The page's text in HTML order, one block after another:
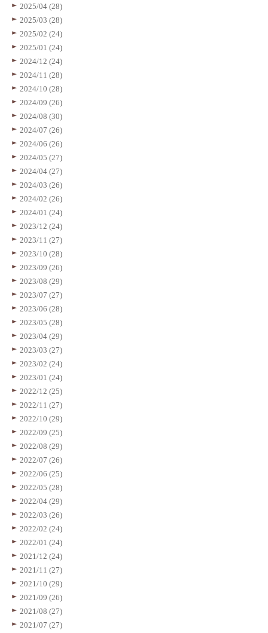
2025/04 (28)
2025/03 (28)
2025/02 (24)
2025/01 (24)
2024/12 (24)
2024/11 (28)
2024/10 (28)
2024/09 (26)
2024/08 (30)
2024/07 (26)
2024/06 (26)
2024/05 (27)
2024/04 (27)
2024/03 (26)
2024/02 (26)
2024/01 (24)
2023/12 (24)
2023/11 (27)
2023/10 (28)
2023/09 (26)
2023/08 (29)
2023/07 (27)
2023/06 (28)
2023/05 (28)
2023/04 (29)
2023/03 (27)
2023/02 (24)
2023/01 (24)
2022/12 (25)
2022/11 (27)
2022/10 (29)
2022/09 (25)
2022/08 (29)
2022/07 (26)
2022/06 (25)
2022/05 (28)
2022/04 (29)
2022/03 (26)
2022/02 (24)
2022/01 (24)
2021/12 (24)
2021/11 (27)
2021/10 (29)
2021/09 (26)
2021/08 (27)
2021/07 (27)